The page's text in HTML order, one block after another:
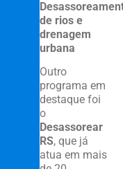
de rios e
drenagem
urbana
Outro
programa em
destaque foi
o
Desassorear
RS, que já
atua em mais